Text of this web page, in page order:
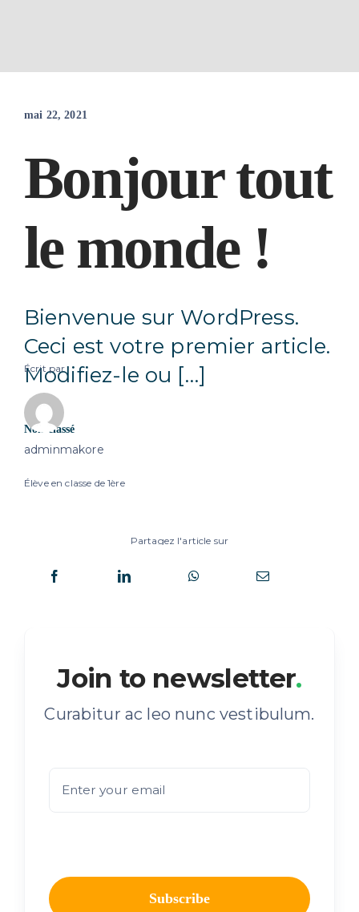
mai 22, 2021
Bonjour tout
le monde !
Bienvenue sur WordPress.
Ceci est votre premier article.
Modifiez-le ou […]
Non classé
Écrit par
adminmakore
Élève en classe de 1ère
premier article. Modifiez-le ou supprimez-
Partagez l'article sur
Join to newsletter.
Curabitur ac leo nunc vestibulum.
Subscribe